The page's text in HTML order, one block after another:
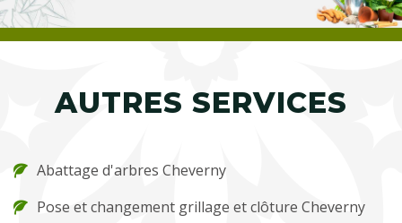
AUTRES SERVICES
Abattage d'arbres Cheverny
Pose et changement grillage et clôture Cheverny